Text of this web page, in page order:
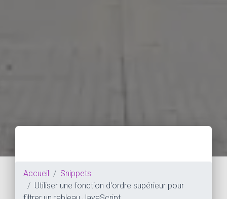
Accueil
Snippets
Utiliser une fonction d'ordre supérieur pour